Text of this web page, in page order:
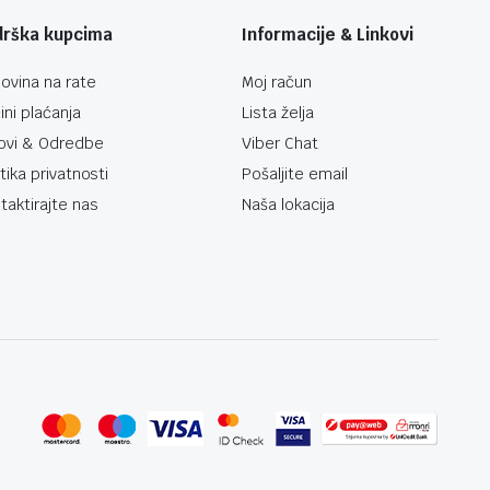
kupcima
na rate
plaćanja
& Odredbe
privatnosti
nas
Informacije & Linkovi
Moj račun
Lista želja
Viber Chat
Pošaljite email
Naša lokacija